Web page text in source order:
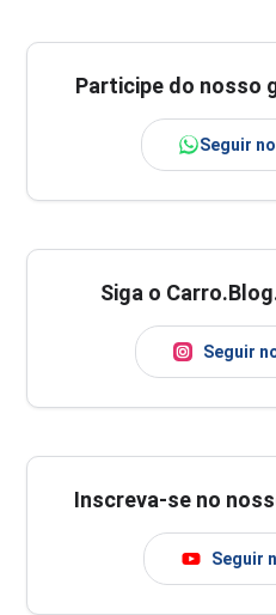
Participe do nosso
Seguir
Siga o
Seguir
Inscreva-se no
Seguir